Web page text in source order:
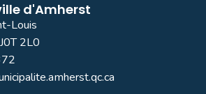
d'Amherst
Louis
2L0